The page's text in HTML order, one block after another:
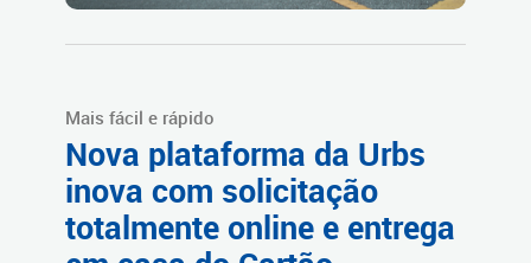
Mais fácil e rápido
Nova plataforma da Urbs
inova com solicitação
totalmente online e entrega